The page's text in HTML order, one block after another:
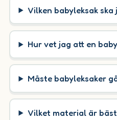
Vilken babyleksak
Hur vet jag att en
Måste babyleksaker
Vilket material är